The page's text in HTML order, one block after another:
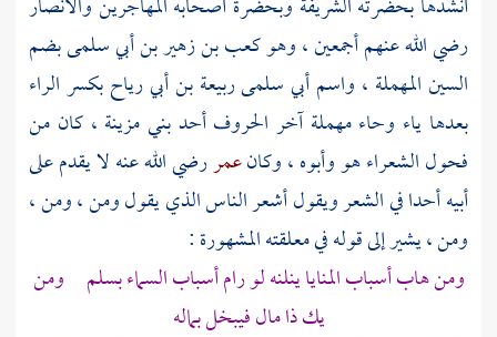
رضي الله عنهم أجمعين ، وهوكعب بن زهير بن أبي سلمىبضم
السين المهملة ، واسمأبي سلمى ربيعة بن أبي رياحبكسر الراء
بعدها ياء وحاء مهملة آخر الحروف أحدبني مزينة ، كان من
فحول الشعراء هو وأبوه ، وكانعمررضي الله عنه لا يقدم على
أبيه أحدا في الشعر ويقول أشعر الناس الذي يقول ومن ، ومن ،
ومن ، يشير إلى قوله في معلقته المشهورة :
ومن هاب أسباب المنايا ينلنه لو رام أسباب السماء بسلم ومن
يك ذا مال فيبخل بماله